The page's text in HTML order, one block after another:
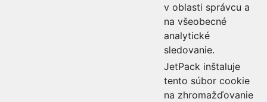
v oblasti správcu a
na všeobecné
analytické
sledovanie.
JetPack inštaluje
tento súbor cookie
na zhromažďovanie